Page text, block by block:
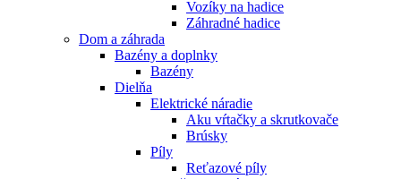
Vozíky na hadice
Záhradné hadice
Dom a záhrada
Bazény a doplnky
Bazény
Dielňa
Elektrické náradie
Aku vŕtačky a skrutkovače
Brúsky
Píly
Reťazové píly